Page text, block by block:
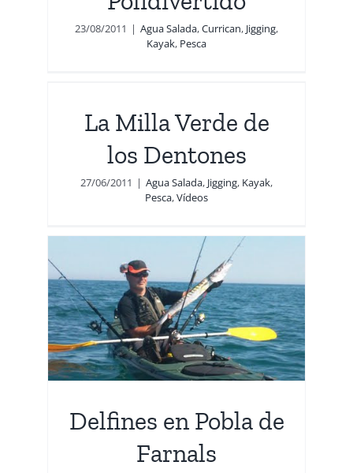
23/08/2011 | Agua Salada,Currican, Jigging,
Kayak, Pesca
La Milla Verde de
los Dentones
27/06/2011 | Agua Salada, Jigging, Kayak,
Pesca,Vídeos
Delfines en Pobla de
Farnals